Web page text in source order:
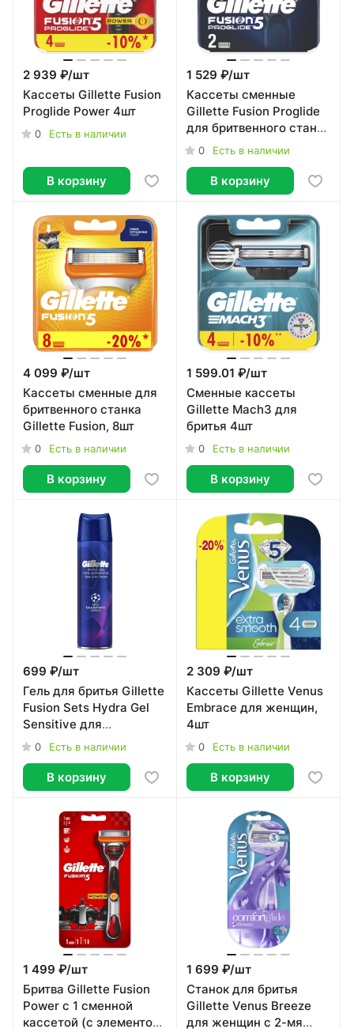
2 939 ₽/шт
Кассеты Gillette Fusion
Proglide Power 4шт
0 Есть в наличии
В корзину
1 529 ₽/шт
Кассеты сменные
Gillette Fusion Proglide
для бритвенного станка
2шт
0 Есть в наличии
В корзину
4 099 ₽/шт
Кассеты сменные для
бритвенного станка
Gillette Fusion, 8шт
0 Есть в наличии
В корзину
1 599.01 ₽/шт
Cменные кассеты
Gillette Mach3 для
бритья 4шт
0 Есть в наличии
В корзину
699 ₽/шт
Гель для бритья Gillette
Fusion Sets Hydra Gel
Sensitive для
чувствительной кожи
0 Есть в наличии
В корзину
2 309 ₽/шт
Кассеты Gillette Venus
Embrace для женщин,
4шт
0 Есть в наличии
В корзину
1 499 ₽/шт
Бритва Gillette Fusion
Power с 1 сменной
кассетой (с элементом
1 699 ₽/шт
Станок для бритья
Gillette Venus Breeze
для женщин с 2-мя